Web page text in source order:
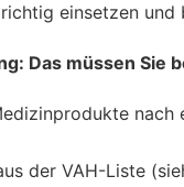
einsetzen und
Das müssen Sie
der VAH-Liste